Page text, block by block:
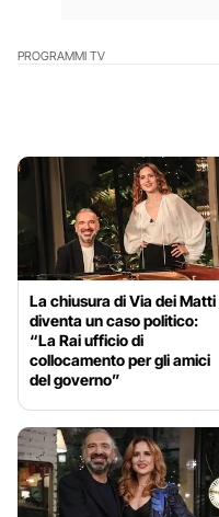
PROGRAMMI TV
La chiusura di Via dei Matti
diventa un caso politico:
“La Rai ufficio di
collocamento per gli amici
del governo”